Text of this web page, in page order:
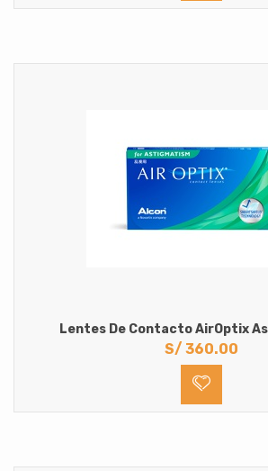
Lentes De Contacto AirOptix
S/ 360.00